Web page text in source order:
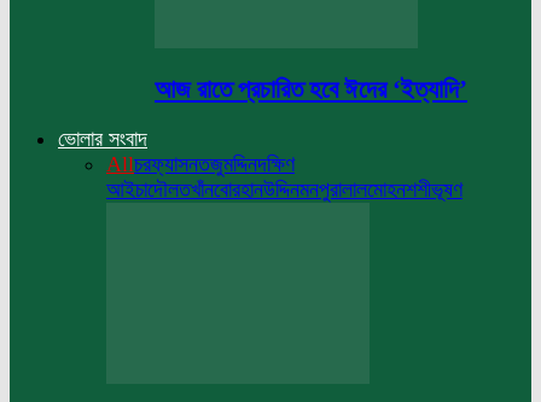
আজ রাতে প্রচারিত হবে ঈদের ‘ইত্যাদি’
ভোলার সংবাদ
Allচরফ্যাসনতজুমদ্দিনদক্ষিণ
আইচাদৌলতখাঁনবোরহানউদ্দিনমনপুরালালমোহনশশীভূষণ